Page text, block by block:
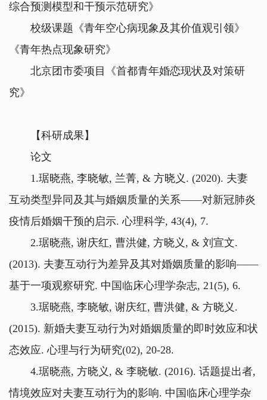
综合预测模型和干预示范研究》
校级课题《青年空心病现象及其价值观引领》
《青年热点现象研究》
北京团市委项目《首都青年婚恋现状及对策研
究》
【科研成果】
论文
1.琚晓燕, 李晓敏, 兰菁, & 方晓义. (2020). 夫妻
互动类型异同及其与婚姻质量的关系——对新冠肺炎
疫情后婚姻干预的启示. 心理科学, 43(4), 7.
2.琚晓燕, 谢庆红, 曹洪健, 方晓义, & 刘宣文.
(2013). 夫妻互动行为差异及其对婚姻质量的影响——
基于一项观察研究. 中国临床心理学杂志, 21(5), 6.
3.琚晓燕, 李晓敏, 谢庆红, 曹洪健, & 方晓义.
(2015). 新婚夫妻互动行为对婚姻质量的即时效应和状
态效应. 心理与行为研究(02), 20-28.
4.琚晓燕, 方晓义, & 李晓敏. (2016). 话题提出者,
情境效应对夫妻互动行为的影响. 中国临床心理学杂